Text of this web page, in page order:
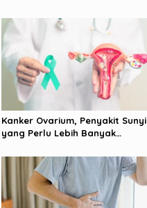
Kanker Ovarium, Penyakit Sunyi
yang Perlu Lebih Banyak